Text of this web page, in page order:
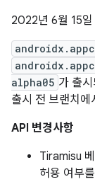
2022년 6월 15일
alpha05 가 출
출시 전 브랜치
API 변경사항
Tiramisu
허용 여부